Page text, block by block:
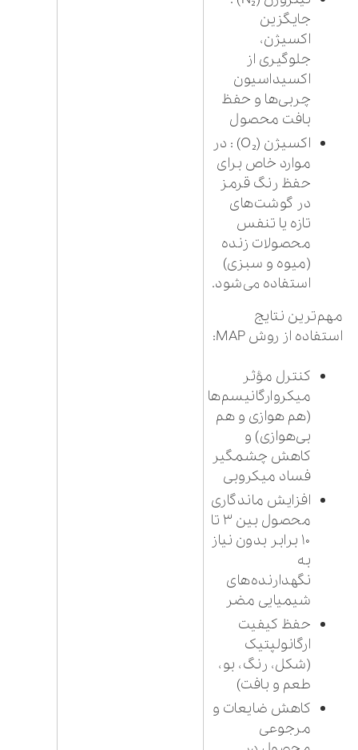
جایگزین
اکسیژن،
جلوگیری از
اکسیداسیون
چربی‌ها و حفظ
بافت محصول
اکسیژن (O₂) : در
موارد خاص برای
حفظ رنگ قرمز
در گوشت‌های
تازه یا تنفس
محصولات زنده
(میوه و سبزی)
استفاده می‌شود.
مهم‌ترین نتایج
استفاده از روش MAP:
کنترل مؤثر
میکروارگانیسم‌ها
(هم هوازی و هم
بی‌هوازی) و
کاهش چشمگیر
فساد میکروبی
افزایش ماندگاری
محصول بین ۳ تا
۱۰ برابر بدون نیاز
به
نگهدارنده‌های
شیمیایی مضر
حفظ کیفیت
ارگانولپتیک
(شکل، رنگ، بو،
طعم و بافت)
کاهش ضایعات و
مرجوعی